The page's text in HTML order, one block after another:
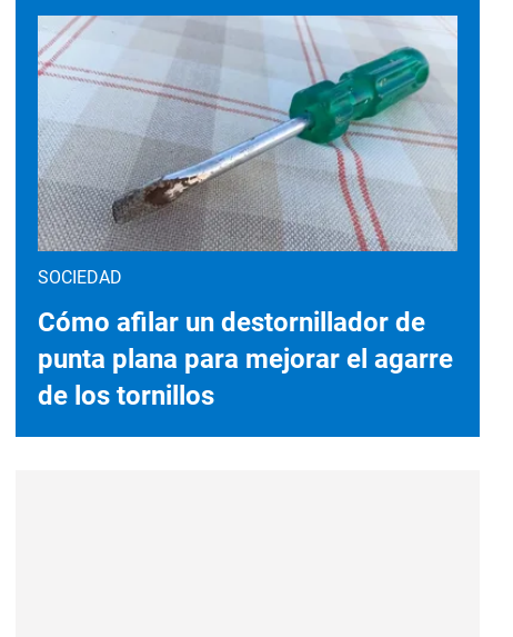
SOCIEDAD
Cómo afilar un destornillador de
punta plana para mejorar el agarre
de los tornillos